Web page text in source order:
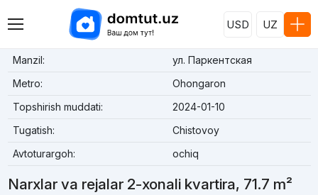
USD UZ
Manzil:
ул. Паркентская
Metro:
Ohongaron
Topshirish muddati:
2024-01-10
Tugatish:
Chistovoy
Avtoturargoh:
ochiq
Narxlar va rejalar 2-xonali kvartira, 71.7 m²